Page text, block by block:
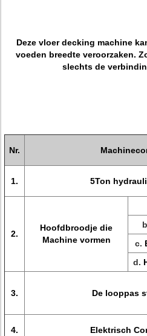
Deze vloer decking machine
voeden breedte veroorzaken.
slechts de
Nr.
1. 5Ton
2.
Hoofdbroodje die
Machine vormen
c.
d.
3. De looppas
4. Elektrisch